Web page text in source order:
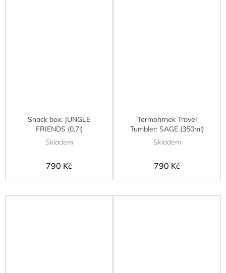
Snack box: JUNGLE
FRIENDS (0,7l)
Skladem
790 Kč
Termohrnek Travel
Tumbler: SAGE (350ml)
Skladem
790 Kč